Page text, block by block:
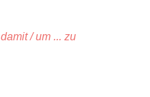
damit / um ... zu